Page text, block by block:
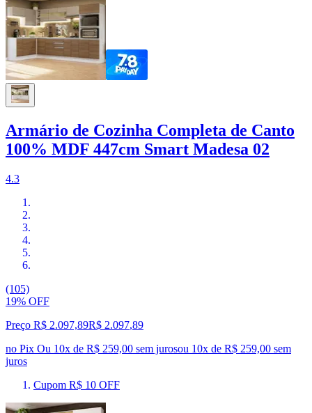
Armário de Cozinha Completa de Canto
100% MDF 447cm Smart Madesa 02
4.3
(105)
19% OFF
Preço R$ 2.097,89R$ 2.097,89
no Pix Ou 10x de R$ 259,00 sem jurosou 10x de R$ 259,00 sem
juros
Cupom R$ 10 OFF